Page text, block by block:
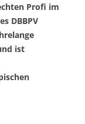
Profi im
DBBPV
ist